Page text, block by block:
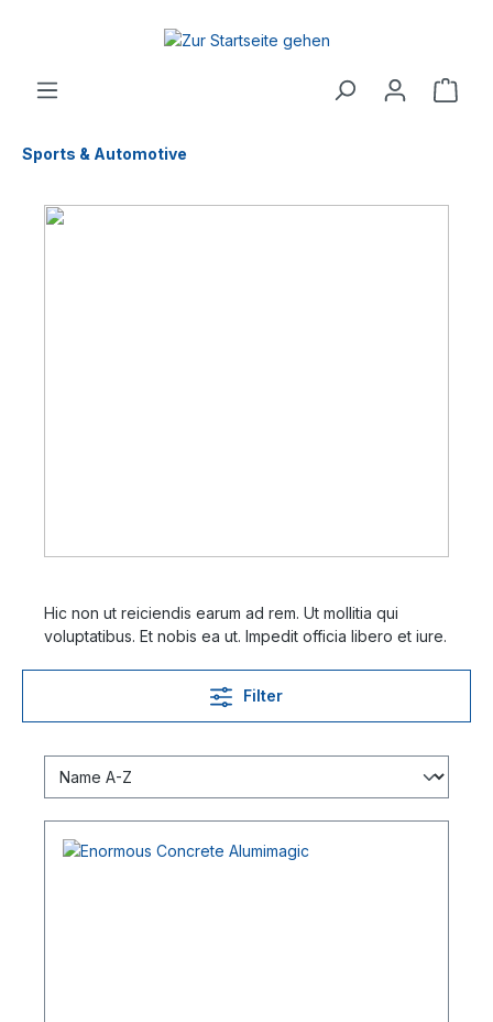
Sports & Automotive
Hic non ut reiciendis earum ad rem. Ut mollitia qui
voluptatibus. Et nobis ea ut. Impedit officia libero et iure.
Filter